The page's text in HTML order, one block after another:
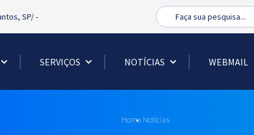
SP/- Busca
SERVIÇOS NOTÍCIAS WEBMAIL
Home Notícias